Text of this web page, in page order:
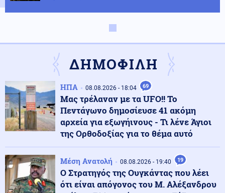
Κόσμος
Ιταλία: Αρχαίο ρωμαϊκό ναυάγιο ανακαλύφθηκε
ανοιχτά των ακτών της Σικελίας (βίντεο)
Κόσμος 09.08.2026 - 16:33
Μυστήριο στο Ιράν: Αχρονολόγητο βίντεο φέρεται να
δείχνει τον Χαμενεΐ ζωντανό
Κοινωνία 09.08.2026 - 16:29
ΔΗΜΟΦΙΛΗ
ΗΠΑ 08.08.2026 - 18:04 69
Μας τρέλαναν με τα UFO!! Το
Πεντάγωνο δημοσίευσε 41 ακόμη
αρχεία για εξωγήινους - Τι λένε Άγιοι
της Ορθοδοξίας για το θέμα αυτό
Μέση Ανατολή 08.08.2026 - 19:40 19
Ο Στρατηγός της Ουγκάντας που λέει
ότι είναι απόγονος του Μ. Αλέξανδρου